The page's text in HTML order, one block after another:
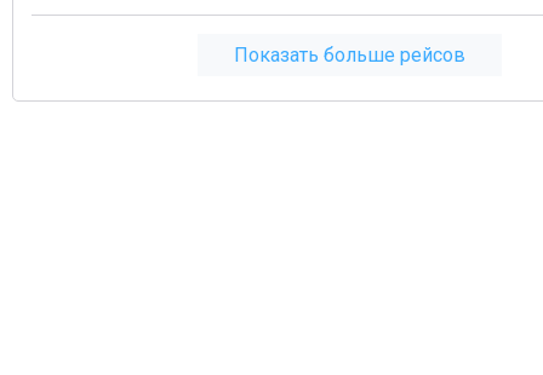
Показать больше рейсов